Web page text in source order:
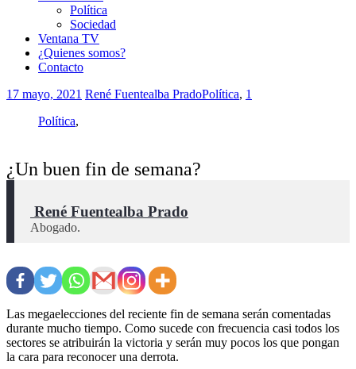
Política
Sociedad
Ventana TV
¿Quienes somos?
Contacto
17 mayo, 2021 René Fuentealba PradoPolítica, 1
Política,
¿Un buen fin de semana?
René Fuentealba Prado
Abogado.
Las megaelecciones del reciente fin de semana serán comentadas
durante mucho tiempo. Como sucede con frecuencia casi todos los
sectores se atribuirán la victoria y serán muy pocos los que pongan
la cara para reconocer una derrota.